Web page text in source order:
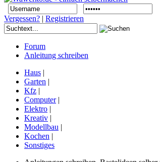
Vergessen? | Registrieren
Forum
Anleitung schreiben
Haus |
Garten |
Kfz |
Computer|
Elektro |
Kreativ |
Modellbau |
Kochen |
Sonstiges